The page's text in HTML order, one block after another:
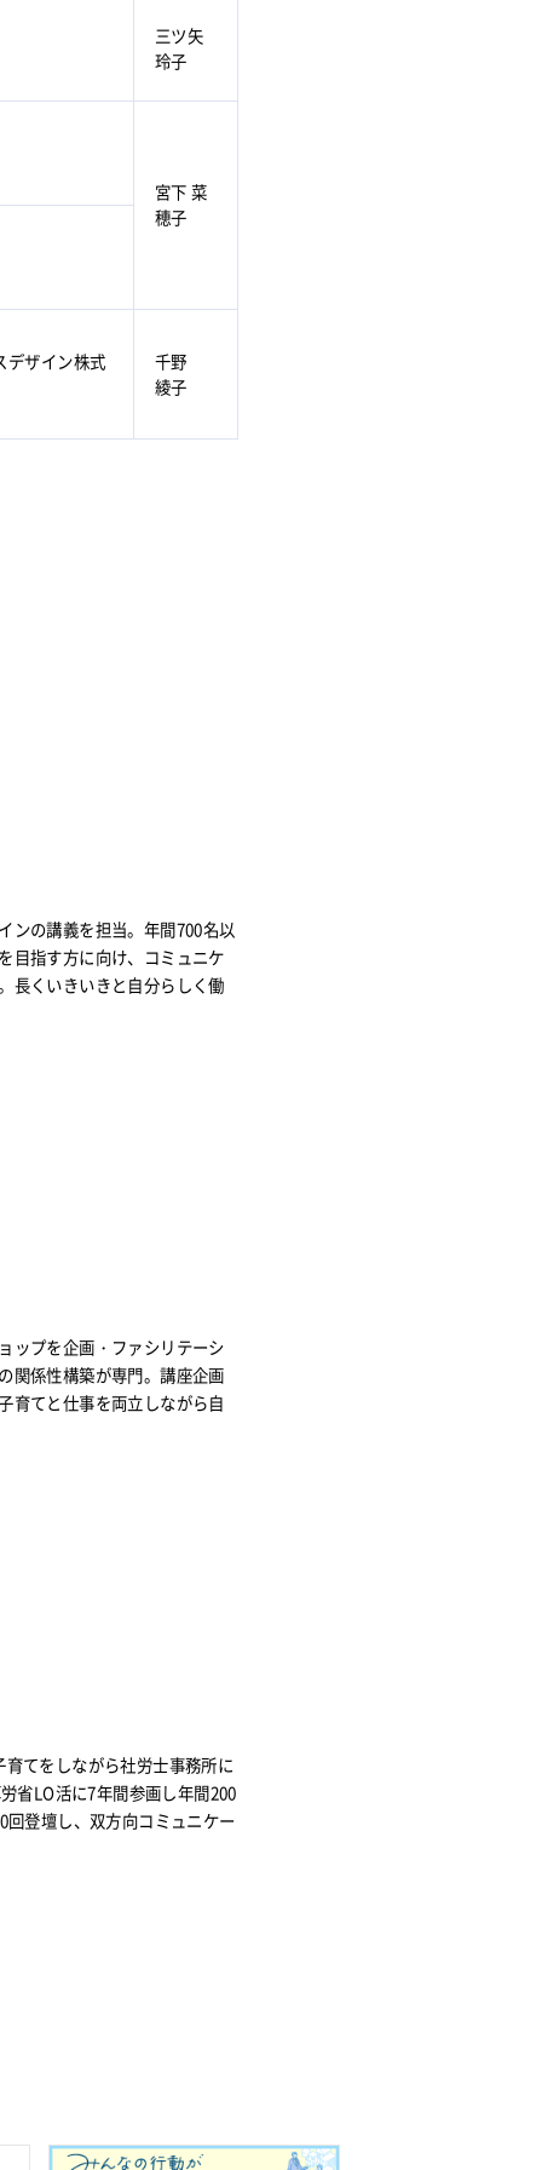
三ツ矢
玲子
宮下 菜
穂子
デザイン株式
千野
綾子
ンの講義を担当。年間700名以
目指す方に向け、コミュニケ
長くいきいきと自分らしく働
ップを企画・ファシリテーシ
関係性構築が専門。講座企画
育てと仕事を両立しながら自
てをしながら社労士事務所に
省LO活に7年間参画し年間200
登壇し、双方向コミュニケー